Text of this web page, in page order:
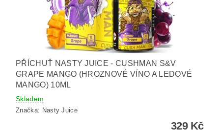
PŘÍCHUŤ NASTY JUICE - CUSHMAN S&V
GRAPE MANGO (HROZNOVÉ VÍNO A LEDOVÉ
MANGO) 10ML
Skladem
Značka: Nasty Juice
329 Kč